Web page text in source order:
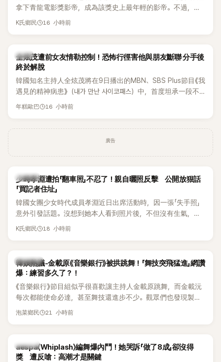
拿下青龍電影獎影帝，成為該獎史上最年輕的影帝。不過，他
2023年爆出涉毒風波後，演藝事業受到重創，後續又牽扯與男
K氏鄉民 16 小時前
韓星
全炫茂遭前女友情勒控制！恐怖行徑害他與朋友斷聯 分手後
終於解脫
韓國知名主持人全炫茂將在9日播出的MBN、SBS Plus節目《我
遇見的精神病患》（내가 만난 사이코패스）中，首度坦承一段不
堪回首的戀愛經歷，自爆曾遭前女友過度控制，不僅走到哪都
年糕歐巴 16 小時前
廣告
K-POP
少時孝淵遭拍「翻車照」不忍了！親自曬照反擊 公開放狠話
「買記者住址」
韓國女團少女時代成員孝淵近日出席活動時，因一張「失手照」
意外引發話題。沒想到她本人看到照片後，不但沒有生氣，反
而親自把照片放上IG限時動態開玩笑，甚至幽默喊話要「買記者
K氏鄉民 18 小時前
熱議討論
韓娛熱議-金載原《音樂銀行》被拱跳舞！「舞技突飛猛進」網讚
爆：練習多久了？！
《音樂銀行》節目組似乎很喜歡讓主持人金載原跳舞，而金載沅
每次都能使命必達，甚至舞技還進步不少。觀眾們也發現製作
單位對此樂此不疲。
泡菜鄉民 21 小時前
K-POP
aespa〈Whiplash〉編舞爆內鬥！她哭訴「做了8成」卻沒得
獎 遭反嗆：高潮才是關鍵